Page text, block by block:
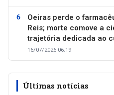
Oeiras perde o
Reis; morte comove a
trajetória dedicada ao
16/07/2026 06:19
Últimas notícias